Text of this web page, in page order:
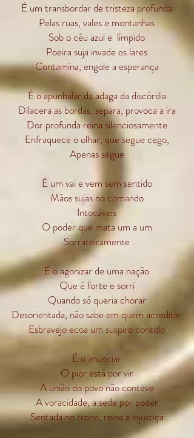
É um transbordar de tristeza profunda
Pelas ruas, vales e montanhas
Sob o céu azul e límpido
Poeira suja invade os lares
Contamina, engole a esperança
É o apunhalar da adaga da discórdia
Dilacera as bordas, separa, provoca a ira
Dor profunda reina silenciosamente
Enfraquece o olhar, que segue cego,
Apenas segue
É um vai e vem sem sentido
Mãos sujas no comando
Intocáveis
O poder que mata um a um
Sorrateiramente
É o agonizar de uma nação
Que é forte e sorri
Quando só queria chorar
Desorientada, não sabe em quem acreditar
Esbravejo ecoa um suspiro contido
É o anunciar
O pior está por vir
A união do povo não conteve
A voracidade, a sede por poder
Sentada no trono, reina a injustiça